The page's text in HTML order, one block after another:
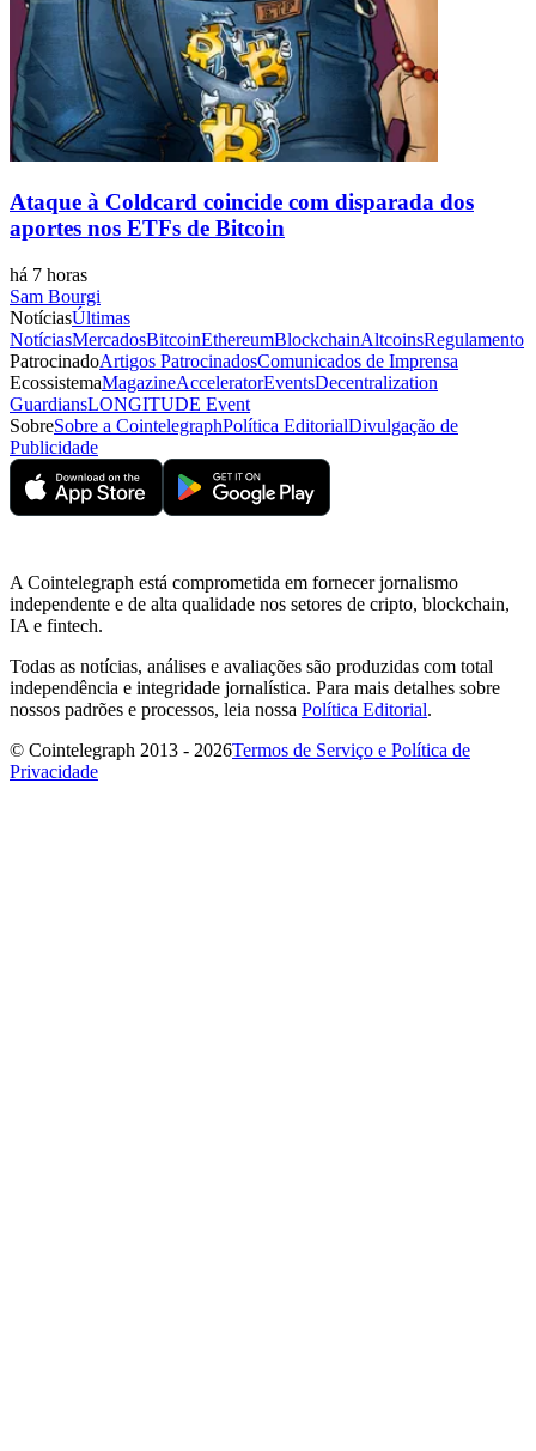
Ataque à Coldcard coincide com disparada dos
aportes nos ETFs de Bitcoin
há 7 horas
Sam Bourgi
NotíciasÚltimas
NotíciasMercadosBitcoinEthereumBlockchainAltcoinsRegulamento
PatrocinadoArtigos PatrocinadosComunicados de Imprensa
EcossistemaMagazineAcceleratorEventsDecentralization
GuardiansLONGITUDE Event
SobreSobre a CointelegraphPolítica EditorialDivulgação de
Publicidade
A Cointelegraph está comprometida em fornecer jornalismo
independente e de alta qualidade nos setores de cripto, blockchain,
IA e fintech.
Todas as notícias, análises e avaliações são produzidas com total
independência e integridade jornalística. Para mais detalhes sobre
nossos padrões e processos, leia nossa Política Editorial.
© Cointelegraph 2013 - 2026Termos de Serviço e Política de
Privacidade